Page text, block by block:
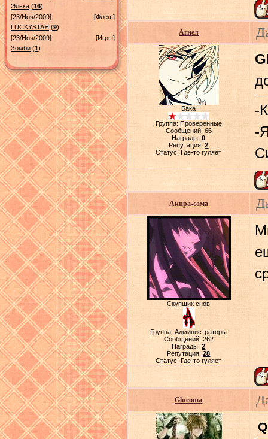
Элька (16)
[23/Ноя/2009]
[Флеш]
LUСKYSTAЯ (9)
[23/Ноя/2009]
[Игры]
Зомби (1)
Агнел
Бака
Группа: Проверенные
Сообщений: 66
Награды:0
Репутация:2
Статус:Где-то гуляет
-
-
Акира-сама
Скупщик снов
Группа: Администраторы
Сообщений: 262
Награды:2
Репутация:28
Статус:Где-то гуляет
Glucoma